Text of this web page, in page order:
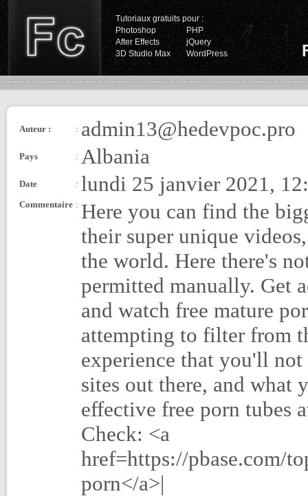
Tutoriaux gratuits pour :
Photoshop
PHP
After Effects
jQuery
3D Studio Max
WordPress
Auteur : : admin13@hedevpoc.pro
Pays : Albania
Date : lundi 25 janvier 2021,
Commentaire : Here you can find the
their super unique
the world. Here there's
permitted manually. Get
and watch free mature
attempting to filter from
experience that you'll not
sites out there, and what
effective free porn tubes
Check: <a
href=https://pbase.com/
porn</a>|